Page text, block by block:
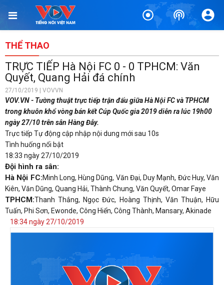
THỂ THAO
TRỰC TIẾP Hà Nội FC 0 - 0 TPHCM: Văn
Quyết, Quang Hải đá chính
27/10/2019 | VOVVN
VOV.VN - Tường thuật trực tiếp trận đấu giữa Hà Nội FC và TPHCM
trong khuôn khổ vòng bán kết Cúp Quốc gia 2019 diễn ra lúc 19h00
ngày 27/10 trên sân Hàng Đẫy.
Trực tiếp Tự động cập nhập nội dung mới sau 10s
Tình huống nổi bật
18:33 ngày 27/10/2019
Đội hình ra sân:
Hà Nội FC:Minh Long, Hùng Dũng, Văn Đại, Duy Mạnh, Đức Huy, Văn
Kiên, Văn Dũng, Quang Hải, Thành Chung, Văn Quyết, Omar Faye
TPHCM:Thanh Thắng, Ngọc Đức, Hoàng Thịnh, Văn Thuận, Hữu
Tuấn, Phi Sơn, Ewonde, Công Hiển, Công Thành, Mansary, Akinade
18:34 ngày 27/10/2019